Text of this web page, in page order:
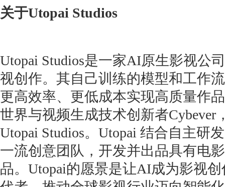
关于Utopai Studios
Utopai Studios是一家AI原生影视公
视创作。其自己训练的模型和工作
更高效率、更低成本实现高质量作
世界与视频生成技术创新者Cybever
Utopai Studios。Utopai 结合自主研
一流创意团队，开发并出品具有电
品。Utopai的愿景是让AI成为影视